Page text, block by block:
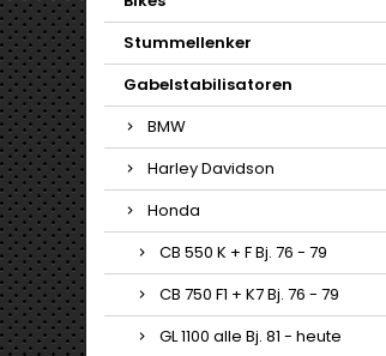
Stummellenker
Gabelstabilisatoren
BMW
Harley Davidson
Honda
CB 550 K + F Bj. 76 - 79
CB 750 F1 + K7 Bj. 76 - 79
GL 1100 alle Bj. 81 - heute